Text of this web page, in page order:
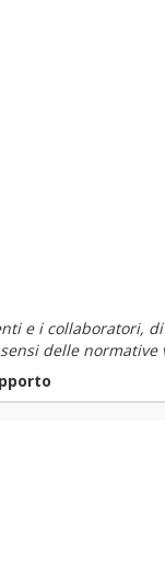
e i collaboratori,
delle